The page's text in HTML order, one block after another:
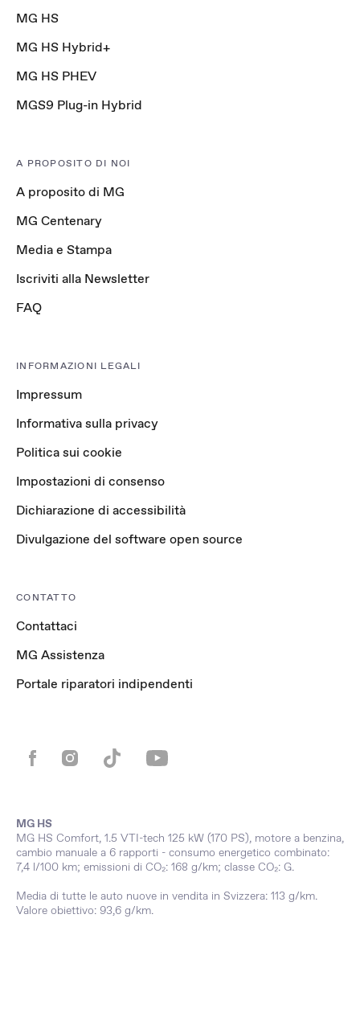
MG HS
MG HS Hybrid+
MG HS PHEV
MGS9 Plug-in Hybrid
A PROPOSITO DI NOI
A proposito di MG
MG Centenary
Media e Stampa
Iscriviti alla Newsletter
FAQ
INFORMAZIONI LEGALI
Impressum
Informativa sulla privacy
Politica sui cookie
Impostazioni di consenso
Dichiarazione di accessibilità
Divulgazione del software open source
CONTATTO
Contattaci
MG Assistenza
Portale riparatori indipendenti
MG HS
MG HS Comfort, 1.5 VTI-tech 125 kW (170 PS), motore a benzina,
cambio manuale a 6 rapporti - consumo energetico combinato:
7,4 l/100 km; emissioni di CO₂: 168 g/km; classe CO₂: G.
Media di tutte le auto nuove in vendita in Svizzera: 113 g/km.
Valore obiettivo: 93,6 g/km.